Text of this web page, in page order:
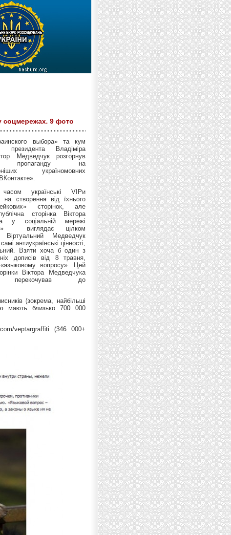
соцмережах. 9 фото
выбора» та кум
президента Владіміра
Медведчук розгорнув
пропаганду на
україномовних
українські VIPи
на створення від їхнього
сторінок, але
сторінка Віктора
у соціальній мережі
виглядає цілком
Віртуальний Медведчук
антиукраїнські цінності,
Взяти хоча б один з
дописів від 8 травня,
вопросу». Цей
Віктора Медведчука
перекочував до
(зокрема, найбільші
мають близько 700 000
veptargraffiti (346 000+